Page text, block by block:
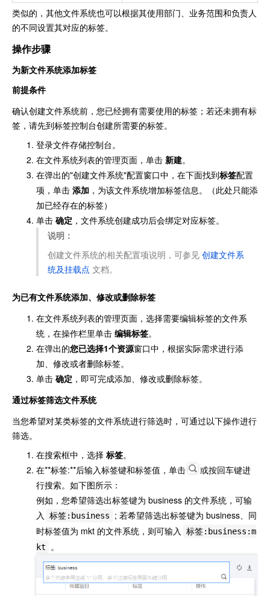
类似的，其他文件系统也可以根据其使用部门、业务范围和负责人
的不同设置其对应的标签。
操作步骤
为新文件系统添加标签
前提条件
确认创建文件系统前，您已经拥有需要使用的标签；若还未拥有标
签，请先到标签控制台创建所需要的标签。
登录文件存储控制台。
在文件系统列表的管理页面，单击 新建。
在弹出的"创建文件系统"配置窗口中，在下面找到标签配置
项，单击 添加 ，为该文件系统增加标签信息。（此处只能添
加已经存在的标签）
单击 确定 ，文件系统创建成功后会绑定对应标签。
说明：
创建文件系统的相关配置项说明，可参见 创建文件系
统及挂载点 文档。
为已有文件系统添加、修改或删除标签
在文件系统列表的管理页面，选择需要编辑标签的文件系
统，在操作栏里单击 编辑标签。
在弹出的您已选择1个资源窗口中，根据实际需求进行添
加、修改或者删除标签。
单击 确定 ，即可完成添加、修改或删除标签。
通过标签筛选文件系统
当您希望对某类标签的文件系统进行筛选时，可通过以下操作进行
筛选。
在搜索框中，选择 标签。
在**标签:**后输入标签键和标签值，单击
或按回车键进
行搜索。如下图所示：
例如，您希望筛选出标签键为 business 的文件系统，可输
入
标签:business
; 若希望筛选出标签键为 business、同
时标签值为 mkt 的文件系统，则可输入
标签:business:m
kt
。